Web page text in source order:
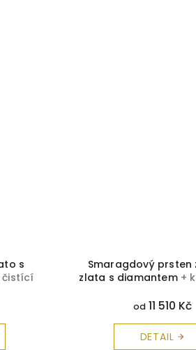
s
čistící
Smaragdový prsten
zlata s diamantem +
od11 510 Kč
DETAIL